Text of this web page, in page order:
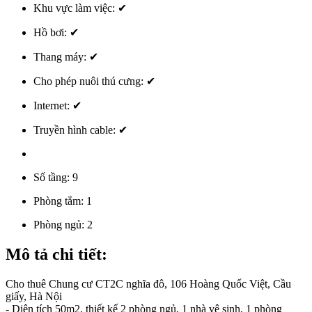
Khu vực làm việc: ✔
Hồ bơi: ✔
Thang máy: ✔
Cho phép nuôi thú cưng: ✔
Internet: ✔
Truyền hình cable: ✔
Số tầng: 9
Phòng tắm: 1
Phòng ngủ: 2
Mô tả chi tiết:
Cho thuê Chung cư CT2C nghĩa đô, 106 Hoàng Quốc Việt, Cầu
giấy, Hà Nội
- Diện tích 50m2, thiết kế 2 phòng ngủ, 1 nhà vệ sinh, 1 phòng